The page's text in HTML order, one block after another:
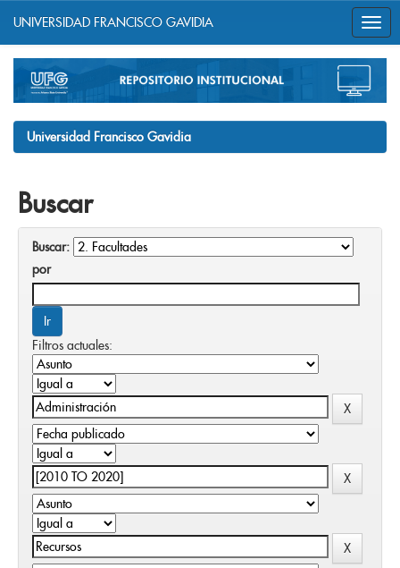
navigation
UNIVERSIDAD FRANCISCO GAVIDIA
Universidad Francisco Gavidia
Buscar
Buscar:
por
Filtros actuales: